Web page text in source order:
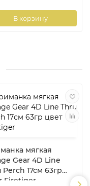
В корзину
мягкая
Gear 4D Line
Perch 17см 63гр
Firetiger